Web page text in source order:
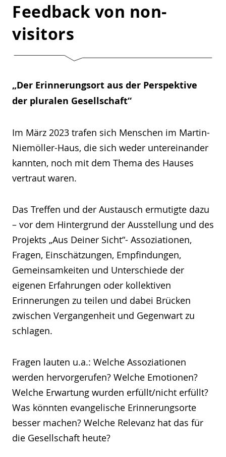
Feedback von non-
visitors
„Der Erinnerungsort aus der Perspektive
der pluralen Gesellschaft“
Im März 2023 trafen sich Menschen im Martin-
Niemöller-Haus, die sich weder untereinander
kannten, noch mit dem Thema des Hauses
vertraut waren.
Das Treffen und der Austausch ermutigte dazu
– vor dem Hintergrund der Ausstellung und des
Projekts „Aus Deiner Sicht“- Assoziationen,
Fragen, Einschätzungen, Empfindungen,
Gemeinsamkeiten und Unterschiede der
eigenen Erfahrungen oder kollektiven
Erinnerungen zu teilen und dabei Brücken
zwischen Vergangenheit und Gegenwart zu
schlagen.
Fragen lauten u.a.: Welche Assoziationen
werden hervorgerufen? Welche Emotionen?
Welche Erwartung wurden erfüllt/nicht erfüllt?
Was könnten evangelische Erinnerungsorte
besser machen? Welche Relevanz hat das für
die Gesellschaft heute?